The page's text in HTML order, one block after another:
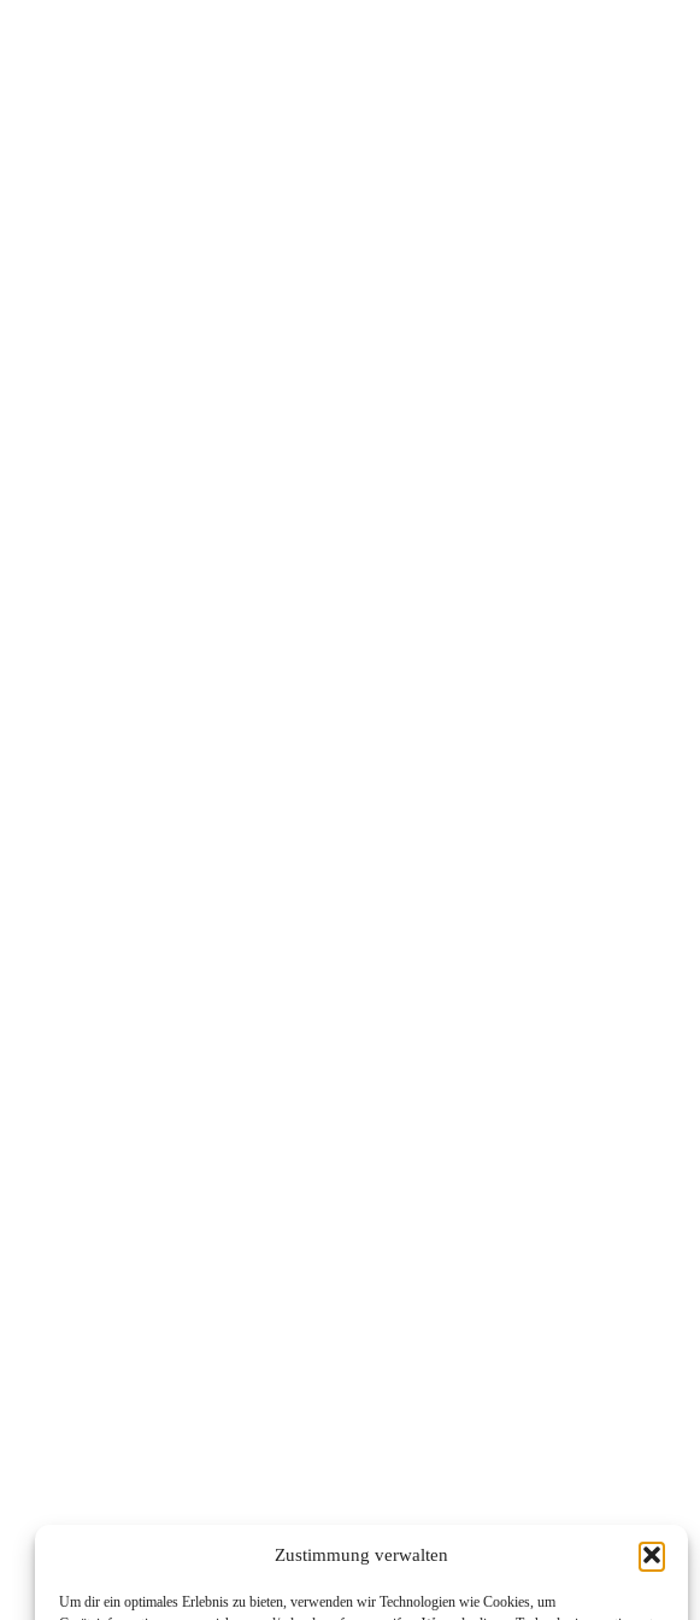
Zustimmung verwalten
Um dir ein optimales Erlebnis zu bieten, verwenden wir Technologien wie Cookies, um